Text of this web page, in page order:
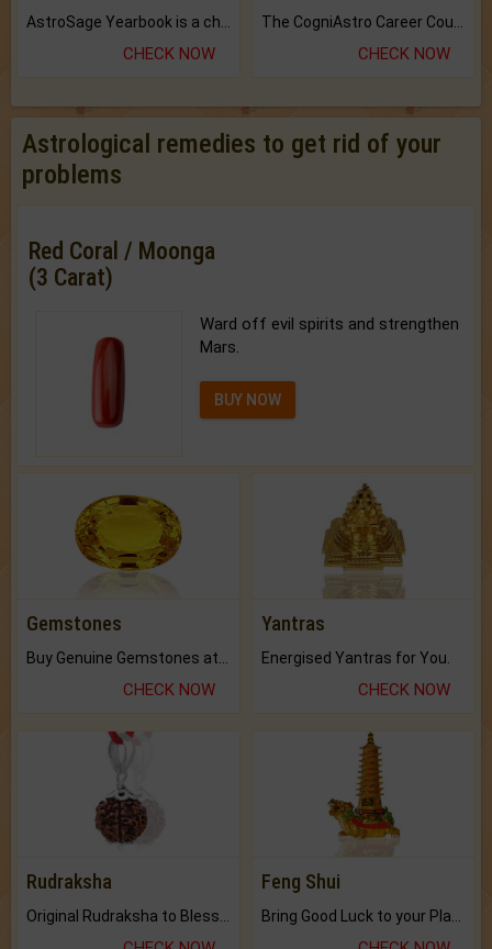
CHECK NOW CHECK NOW
Astrological remedies to get rid of your
problems
Red Coral / Moonga
(3 Carat)
Ward off evil spirits and strengthen
Mars.
BUY NOW
Gemstones
CHECK NOW
Yantras
Energised Yantras for You.
CHECK NOW
Rudraksha Feng Shui